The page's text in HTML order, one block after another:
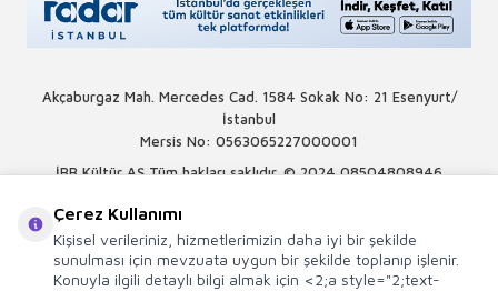
Akçaburgaz Mah. Mercedes Cad. 1584 Sokak No: 21 Esenyurt/
İstanbul
Mersis No: 0563065227000001
İBB Kültür AŞ Tüm hakları saklıdır. © 2024 08504808946
Çerez Kullanımı
Kişisel verileriniz, hizmetlerimizin daha iyi bir şekilde
sunulması için mevzuata uygun bir şekilde toplanıp işlenir.
Konuyla ilgili detaylı bilgi almak için <2;a style="2;text-